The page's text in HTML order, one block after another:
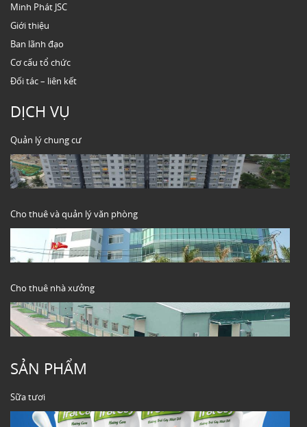
Minh Phát JSC
Giới thiệu
Ban lãnh đạo
Cơ cấu tổ chức
Đối tác – liên kết
DỊCH VỤ
Quản lý chung cư
Cho thuê và quản lý văn phòng
Cho thuê nhà xưởng
SẢN PHẨM
Sữa tươi